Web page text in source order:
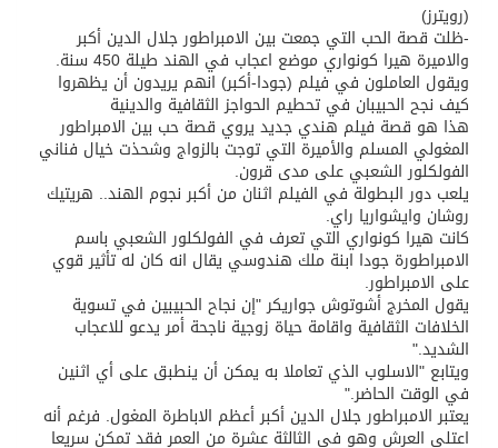
ثلة من الضابطات في الجييش الكويتي
مدينة الملك سلمان للطاقة “سبارك” توقع اتفاقية تطوير مصانع جاهزة ومتخصصة في مجال الطاقة
كسوة الكعبة تعتلي البيت العتيق
(رويترز)
-ظلت قصة الحب التي جمعت بين الامبراطور جلال الدين أكبر
والاميرة هيرا كونواري موضع اعجاب في الهند طيلة 450 سنة.
ويقول العاملون في فيلم (جودا-أكبر) انهم يريدون أن يظهروا
كيف نجح الحبيبان في تحطيم الحواجز الثقافية والدينية
هذا هو قصة فيلم هندي جديد يروي قصة حب بين الامبراطور
المغولي المسلم والأميرة التي توجت بالزواج وشحذت خيال فناني
الفولكلور الشعبي على مدى قرون.
يلعب دور البطولة في الفيلم اثنان من أكبر نجوم الهند.. هريتيك
روشان وايشواريا راي.
كانت هيرا كونواري التي تعرف في الفولكلور الشعبي باسم
الامبراطورة جودا ابنة ملك هندوسي يقال انه كان له تأثير قوي
على الامبراطور.
يقول المخرج أشوتوش جواريكر "إن نجاح الحبيبين في تسوية
الخلافات الثقافية واقامة حياة زوجية ناجحة أمر يدعو للاعجاب
الشديد."
ويتابع "الاسلوب الذي تعاملا به يمكن أن ينطبق على أي اثنين
في الوقت الحاضر."
يعتبر الامبراطور جلال الدين أكبر أعظم الاباطرة المغول. فرغم أنه
اعتلى العرش وهو في الثالثة عشرة من العمر فقد تمكن سريعا